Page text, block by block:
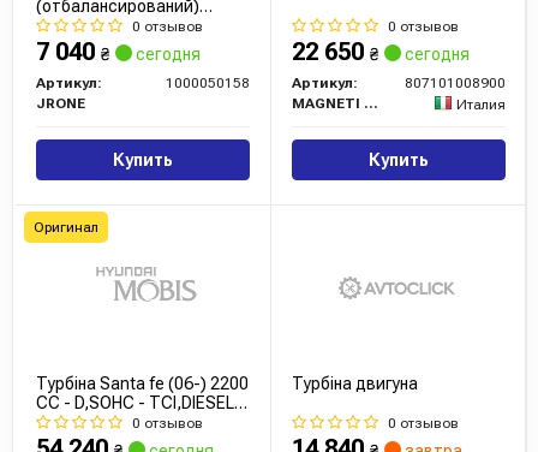
(отбалансирований)
MITSUBISHI TF0 отзывов
7 040 ₴ сегодня
Артикул:
1000050158
JRONE
Купить
0 отзывов
22 650 ₴ сегодня
Артикул:
807101008900
MAGNETI MARELLI
Италия
Купить
Турбіна Santa fe (06-) 2200
CC - D,SOHC - TCI,DIESEL
(28231-27800) Mobis
0 отзывов
Оригинал
Турбіна двигуна
0 отзывов